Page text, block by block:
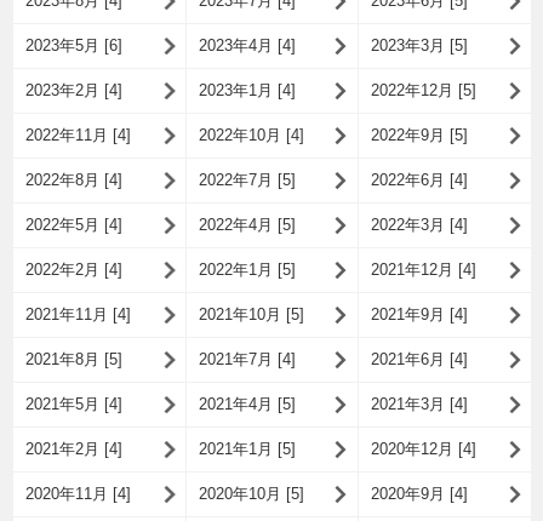
2023年5月 [6] 2023年4月 [4] 2023年3月 [5]
2023年2月 [4] 2023年1月 [4] 2022年12月 [5]
2022年11月 [4] 2022年10月 [4] 2022年9月 [5]
2022年8月 [4] 2022年7月 [5] 2022年6月 [4]
2022年5月 [4] 2022年4月 [5] 2022年3月 [4]
2022年2月 [4] 2022年1月 [5] 2021年12月 [4]
2021年11月 [4] 2021年10月 [5] 2021年9月 [4]
2021年8月 [5] 2021年7月 [4] 2021年6月 [4]
2021年5月 [4] 2021年4月 [5] 2021年3月 [4]
2021年2月 [4] 2021年1月 [5] 2020年12月 [4]
2020年11月 [4] 2020年10月 [5] 2020年9月 [4]